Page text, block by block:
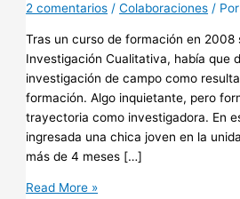
2 comentarios /Colaboraciones /
Tras un curso de formación en 2008
Investigación Cualitativa, había que
investigación de campo como
formación. Algo inquietante, pero
trayectoria como investigadora. En
ingresada una chica joven en la
más de 4 meses […]
Enfermería
Read More »